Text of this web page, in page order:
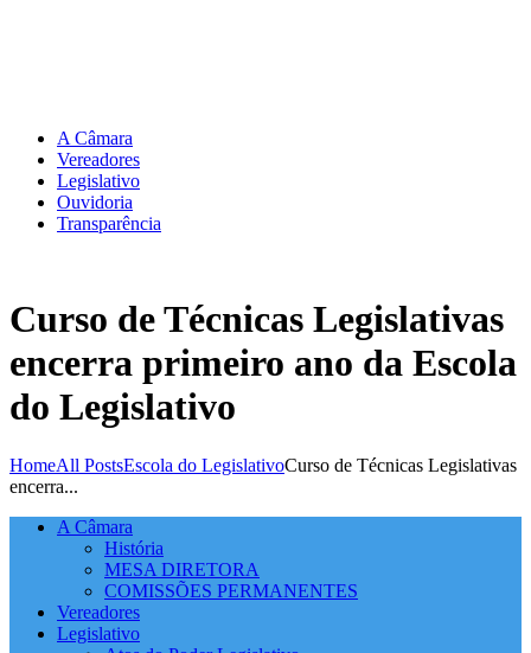
A Câmara
Vereadores
Legislativo
Ouvidoria
Transparência
Curso de Técnicas Legislativas
encerra primeiro ano da Escola
do Legislativo
HomeAll PostsEscola do LegislativoCurso de Técnicas Legislativas
encerra...
A Câmara
História
MESA DIRETORA
COMISSÕES PERMANENTES
Vereadores
Legislativo